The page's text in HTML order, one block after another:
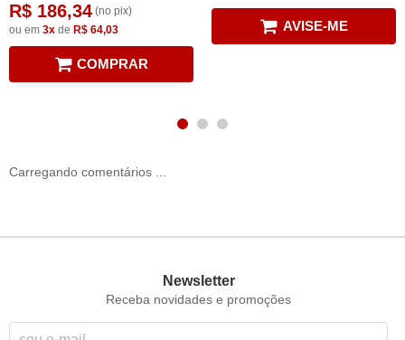
R$ 186,34 (no pix)
ou em 3x de R$ 64,03
COMPRAR
AVISE-ME
Carregando comentários ...
Newsletter
Receba novidades e promoções